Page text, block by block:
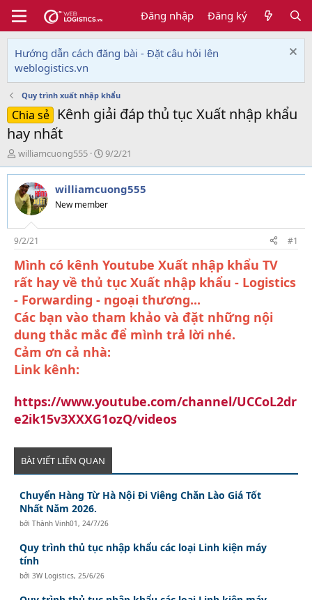
Đăng nhập Đăng ký
Hướng dẫn cách đăng bài - Đặt câu hỏi lên
weblogistics.vn
Quy trình xuất nhập khẩu
Chia sẻ
Kênh giải đáp thủ tục Xuất nhập khẩu
hay nhất
T
h
r
e
a
d
s
t
a
r
t
e
r
williamcuong555
N
g
à
y
g
i
9/2/21
williamcuong555
New member
9/2/21 #1
Mình có kênh Youtube Xuất nhập khẩu TV
rất hay về thủ tục Xuất nhập khẩu - Logistics
- Forwarding - ngoại thương...
Các bạn vào tham khảo và đặt những nội
dung thắc mắc để mình trả lời nhé.
Cảm ơn cả nhà:
Link kênh:
https://www.youtube.com/channel/UCCoL2dr
e2ik15v3XXXG1ozQ/videos
BÀI VIẾT LIÊN QUAN
Chuyển Hàng Từ Hà Nội Đi Viêng Chăn Lào Giá Tốt
Nhất Năm 2026.
bởiThành Vinh01 , 24/7/26
Quy trình thủ tục nhập khẩu các loại Linh kiện máy
tính
bởi3W Logistics, 25/6/26